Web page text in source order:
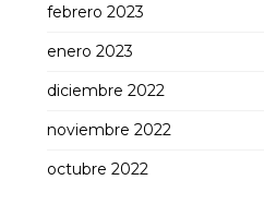
febrero 2023
enero 2023
diciembre 2022
noviembre 2022
octubre 2022